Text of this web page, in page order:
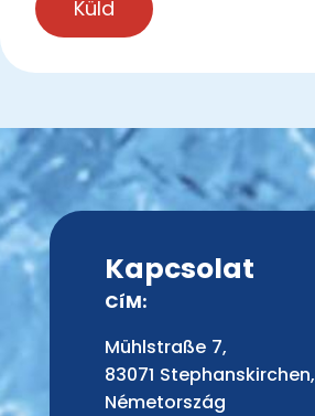
Kapcsolat
CíM:
Mühlstraße 7,
83071 Stephanskirchen,
Németország